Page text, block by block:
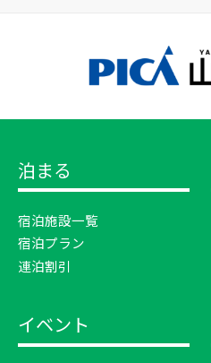
泊まる
宿泊施設一覧
宿泊プラン
連泊割引
イベント